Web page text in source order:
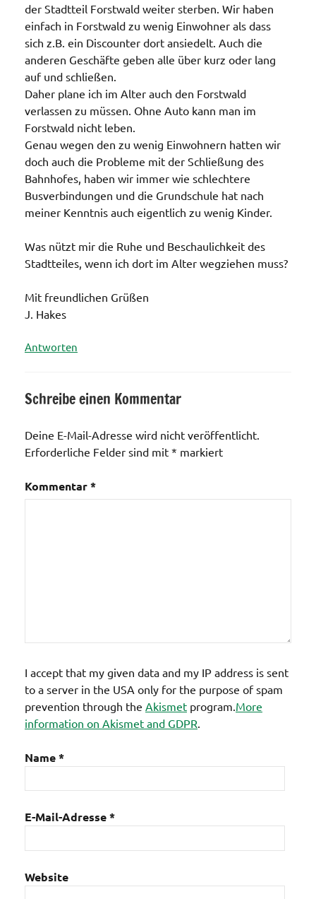
der Stadtteil Forstwald weiter sterben. Wir haben
einfach in Forstwald zu wenig Einwohner als dass
sich z.B. ein Discounter dort ansiedelt. Auch die
anderen Geschäfte geben alle über kurz oder lang
auf und schließen.
Daher plane ich im Alter auch den Forstwald
verlassen zu müssen. Ohne Auto kann man im
Forstwald nicht leben.
Genau wegen den zu wenig Einwohnern hatten wir
doch auch die Probleme mit der Schließung des
Bahnhofes, haben wir immer wie schlechtere
Busverbindungen und die Grundschule hat nach
meiner Kenntnis auch eigentlich zu wenig Kinder.
Was nützt mir die Ruhe und Beschaulichkeit des
Stadtteiles, wenn ich dort im Alter wegziehen muss?
Mit freundlichen Grüßen
J. Hakes
Antworten
Schreibe einen Kommentar
Deine E-Mail-Adresse wird nicht veröffentlicht.
Erforderliche Felder sind mit * markiert
Kommentar*
I accept that my given data and my IP address is sent
to a server in the USA only for the purpose of spam
prevention through the Akismet program. More
information on Akismet and GDPR
Name*
E-Mail-Adresse*
Website